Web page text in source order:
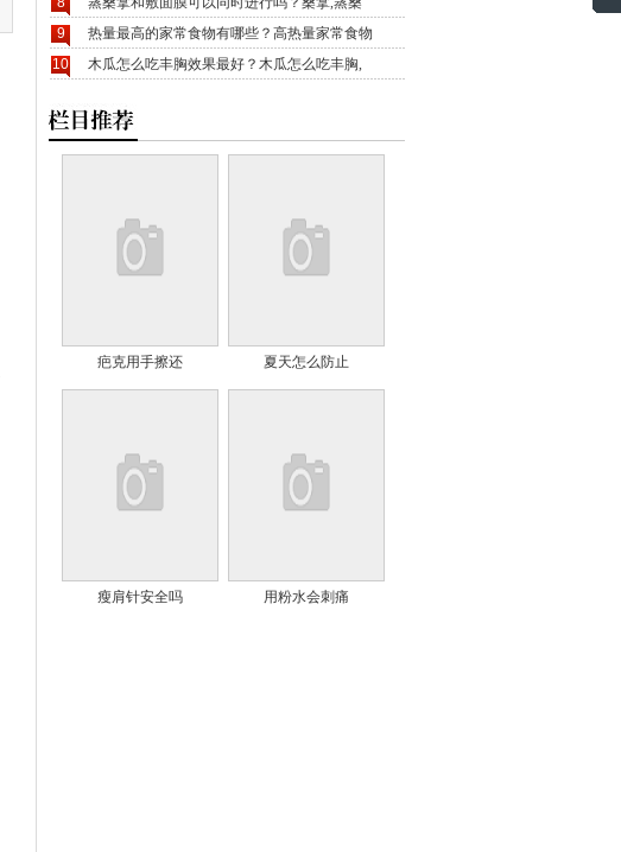
9
热量最高的家常食物有哪些？高热量家常食物
10
木瓜怎么吃丰胸效果最好？木瓜怎么吃丰胸,
疤克用手擦还 夏天怎么防止
瘦肩针安全吗 用粉水会刺痛